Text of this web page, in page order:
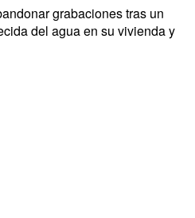
grabaciones tras un
del agua en su vivienda y